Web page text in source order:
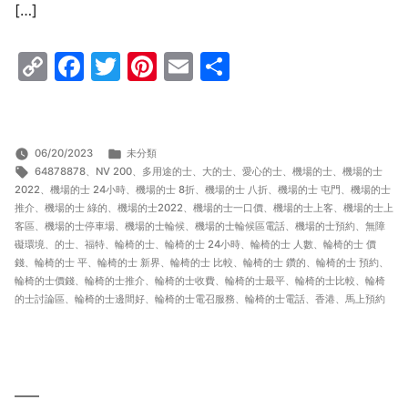
[…]
CopyFacebook
Twitter
Pinterest
Email
06/20/2023
分
類:
未分類
標
籤:
64878878、 NV 200、 多用途的士、 大的士、 愛心的士、 機場的士、 機場的士
2022、 機場的士 24小時、 機場的士 8折、 機場的士 八折、 機場的士 屯門、 機場的士
推介、 機場的士 綠的、 機場的士2022、 機場的士一口價、 機場的士上客、 機場的士上
客區、 機場的士停車場、 機場的士輪候、 機場的士輪候區電話、 機場的士預約、 無障
礙環境、 的士、 福特、 輪椅的士、 輪椅的士 24小時、 輪椅的士 人數、 輪椅的士 價
錢、 輪椅的士 平、 輪椅的士 新界、 輪椅的士 比較、 輪椅的士 鑽的、 輪椅的士 預約、
輪椅的士價錢、 輪椅的士推介、 輪椅的士收費、 輪椅的士最平、 輪椅的士比較、 輪椅
的士討論區、 輪椅的士邊間好、 輪椅的士電召服務、 輪椅的士電話、 香港、 馬上預約